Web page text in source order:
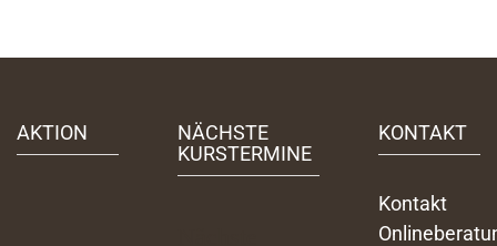
AKTION
NÄCHSTE
KURSTERMINE
KONTAKT
Kontakt